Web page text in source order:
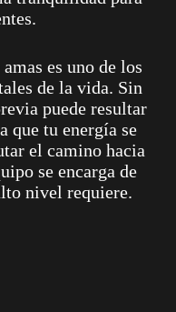
es uno de los
de la vida. Sin
puede resultar
que tu energía se
el camino hacia
se encarga de
nivel requiere.